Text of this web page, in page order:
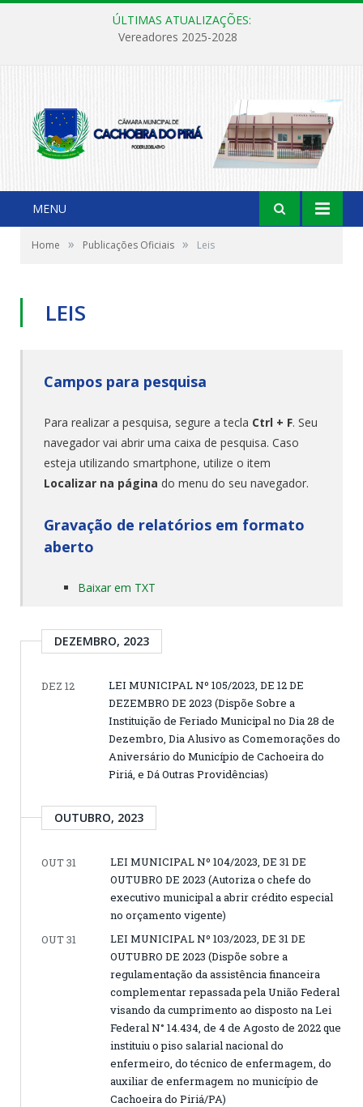
ÚLTIMAS ATUALIZAÇÕES:
Vereadores 2025-2028
MENU
Home » Publicações Oficiais » Leis
LEIS
Campos para pesquisa
Para realizar a pesquisa, segure a tecla Ctrl + F. Seu
navegador vai abrir uma caixa de pesquisa. Caso
esteja utilizando smartphone, utilize o item
Localizar na página do menu do seu navegador.
Gravação de relatórios em formato
aberto
Baixar em TXT
DEZEMBRO, 2023
DEZ 12
LEI MUNICIPAL Nº 105/2023, DE 12 DE
DEZEMBRO DE 2023 (Dispõe Sobre a
Instituição de Feriado Municipal no Dia 28 de
Dezembro, Dia Alusivo as Comemorações do
Aniversário do Município de Cachoeira do
Piriá, e Dá Outras Providências)
OUTUBRO, 2023
OUT 31
LEI MUNICIPAL Nº 104/2023, DE 31 DE
OUTUBRO DE 2023 (Autoriza o chefe do
executivo municipal a abrir crédito especial
no orçamento vigente)
OUT 31
LEI MUNICIPAL Nº 103/2023, DE 31 DE
OUTUBRO DE 2023 (Dispõe sobre a
regulamentação da assistência financeira
complementar repassada pela União Federal
visando da cumprimento ao disposto na Lei
Federal N° 14.434, de 4 de Agosto de 2022 que
instituiu o piso salarial nacional do
enfermeiro, do técnico de enfermagem, do
auxiliar de enfermagem no município de
Cachoeira do Piriá/PA)